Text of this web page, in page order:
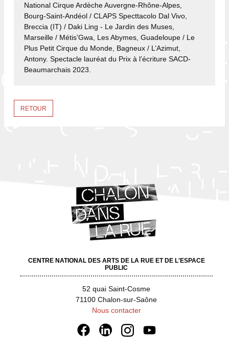
National Cirque Ardèche Auvergne-Rhône-Alpes,
Bourg-Saint-Andéol / CLAPS Specttacolo Dal Vivo,
Breccia (IT) / Daki Ling - Le Jardin des Muses,
Marseille / Métis’Gwa, Les Abymes, Guadeloupe / Le
Plus Petit Cirque du Monde, Bagneux / L’Azimut,
Antony. Spectacle lauréat du Prix à l’écriture SACD-
Beaumarchais 2023.
RETOUR
CENTRE NATIONAL DES ARTS DE LA RUE ET DE L'ESPACE
PUBLIC
52 quai Saint-Cosme
71100 Chalon-sur-Saône
Nous contacter